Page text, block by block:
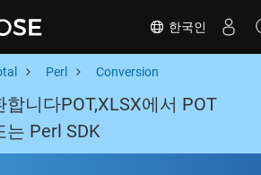
한국인
Perl Conversion
니다POT,XLSX에서 POT
는 Perl SDK